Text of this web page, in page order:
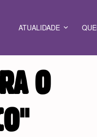
ATUALIDADE
O